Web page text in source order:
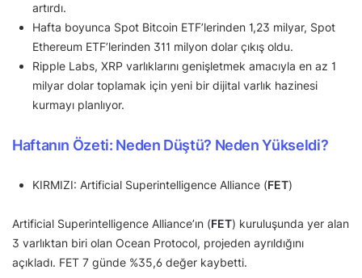
artırdı.
Hafta boyunca Spot Bitcoin ETF’lerinden 1,23 milyar, Spot
Ethereum ETF’lerinden 311 milyon dolar çıkış oldu.
Ripple Labs, XRP varlıklarını genişletmek amacıyla en az 1
milyar dolar toplamak için yeni bir dijital varlık hazinesi
kurmayı planlıyor.
Haftanın Özeti: Neden Düştü? Neden Yükseldi?
KIRMIZI: Artificial Superintelligence Alliance (FET)
Artificial Superintelligence Alliance’ın (FET) kuruluşunda yer alan
3 varlıktan biri olan Ocean Protocol, projeden ayrıldığını
açıkladı. FET 7 günde %35,6 değer kaybetti.